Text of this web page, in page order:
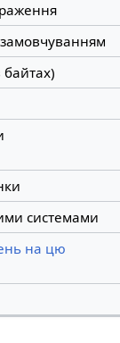
системами
на цю